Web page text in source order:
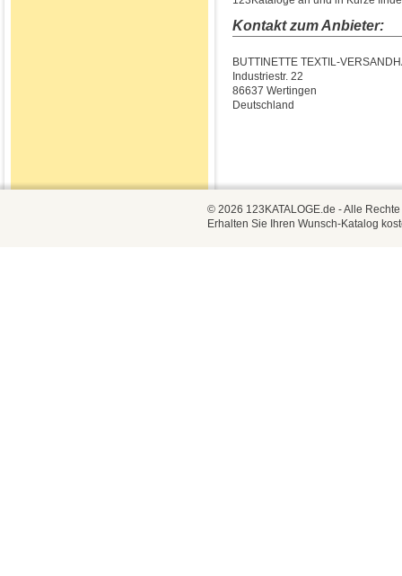
Kontakt zum Anbieter:
BUTTINETTE TEXTIL-
Industriestr. 22
86637 Wertingen
Deutschland
© 2026 123KATALOGE.de - Alle
Erhalten Sie Ihren Wunsch-Katalog